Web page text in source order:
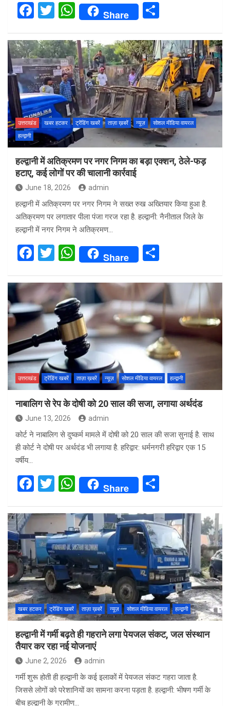
F
ce
b
o
o
k
T
tt
er
W
h
at
s
A
p
p
Share
ar
e
उत्तराखंड खबर हटकर ट्रेंडिंग खबरें ताज़ा ख़बरें न्यूज़
सोशल मीडिया वायरल
हल्द्वानी
हल्द्वानी में अतिक्रमण पर नगर निगम का बड़ा एक्शन, ठेले-फड़
हटाए, कई लोगों पर की चालानी कार्रवाई
June 18, 2026 admin
हल्द्वानी में अतिक्रमण पर नगर निगम ने सख्त रुख अख्तियार किया हुआ है.
अतिक्रमण पर लगातार पीला पंजा गरज रहा है. हल्द्वानी: नैनीताल जिले के
हल्द्वानी में नगर निगम ने अतिक्रमण…
F
ce
b
o
o
k
T
tt
er
W
h
at
s
A
p
p
Share
ar
e
उत्तराखंड ट्रेंडिंग खबरें ताज़ा ख़बरें न्यूज़ सोशल मीडिया वायरल हल्द्वानी
नाबालिग से रेप के दोषी को 20 साल की सजा, लगाया अर्थदंड
June 13, 2026 admin
कोर्ट ने नाबालिग से दुष्कर्म मामले में दोषी को 20 साल की सजा सुनाई है. साथ
ही कोर्ट ने दोषी पर अर्थदंड भी लगाया है. हरिद्वार: धर्मनगरी हरिद्वार एक 15
वर्षीय…
F
ce
b
o
o
k
T
tt
er
W
h
at
s
A
p
p
Share
ar
e
खबर हटकर ट्रेंडिंग खबरें ताज़ा ख़बरें न्यूज़ सोशल मीडिया वायरल हल्द्वानी
हल्द्वानी में गर्मी बढ़ते ही गहराने लगा पेयजल संकट, जल संस्थान
तैयार कर रहा नई योजनाएं
June 2, 2026 admin
गर्मी शुरू होती ही हल्द्वानी के कई इलाकों में पेयजल संकट गहरा जाता है.
जिससे लोगों को परेशानियों का सामना करना पड़ता है. हल्द्वानी: भीषण गर्मी के
बीच हल्द्वानी के ग्रामीण…